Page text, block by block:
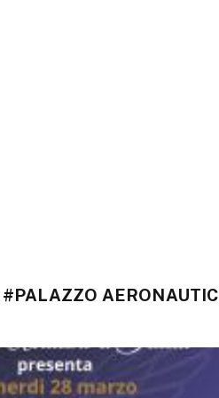
#PALAZZO